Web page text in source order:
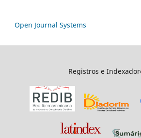
Open Journal Systems
Registros e